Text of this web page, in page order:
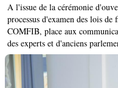
A l'issue de la cérémonie
processus d'examen des lois
COMFIB, place aux
des experts et d'anciens